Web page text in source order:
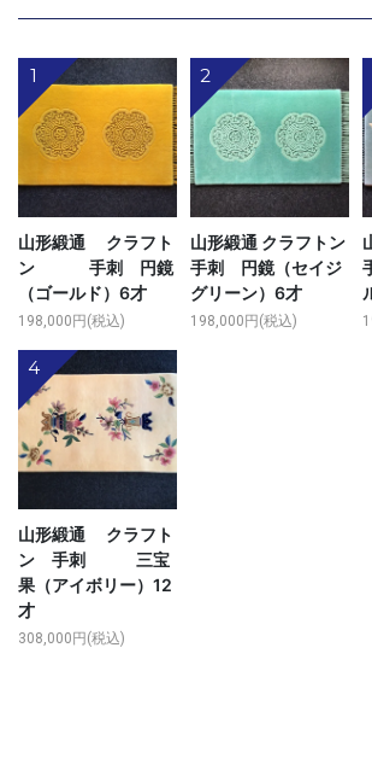
1
山形緞通 クラフト
ン 手刺 円鏡
（ゴールド）6才
198,000円(税込)
2
山形緞通 クラフトン
手刺 円鏡（セイジ
グリーン）6才
198,000円(税込)
4
山形緞通 クラフト
ン 手刺 三宝
果（アイボリー）12
才
308,000円(税込)